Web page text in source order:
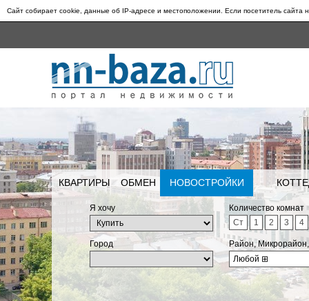
Сайт собирает cookie, данные об IP-адресе и местоположении. Если посетитель сайта
КВАРТИРЫ ОБМЕН НОВОСТРОЙКИ
Я хочу
Количество комнат
Ст
1 2 3 4
Город
Район,
Любой ⊞